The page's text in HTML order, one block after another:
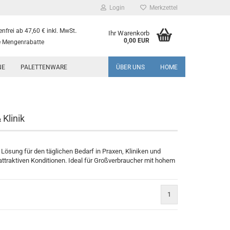
Login Merkzettel
ab 47,60 € inkl. MwSt.
Mengenrabatte
Ihr Warenkorb
0,00 EUR
PALETTENWARE ÜBER UNS HOME
Klinik
für den täglichen Bedarf in Praxen, Kliniken und
Konditionen. Ideal für Großverbraucher mit hohem
1